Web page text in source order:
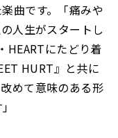
曲です。「痛みや
人生がスタートし
HEARTにたどり着
HURT』と共に
めて意味のある形